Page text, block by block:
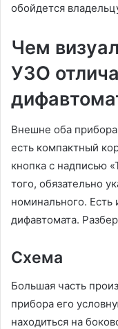
обойдется
Чем
УЗО
Внешне оба
есть компактный
кнопка с надписью
того, обязательно
номинального. Есть
дифавтомата.
Схема
Большая часть
прибора его
находиться на